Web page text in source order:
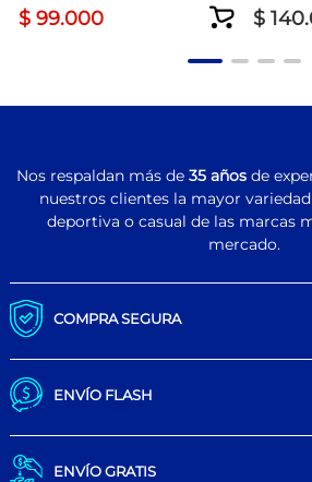
$ 99.000 $ 140.
Nos respaldan más de 35 añosde
nuestros clientes la mayor
deportiva o casual de las marcas
mercado.
COMPRA SEGURA
ENVÍO FLASH
ENVÍO GRATIS